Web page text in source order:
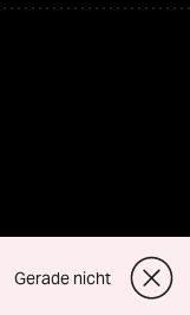
Gerade nicht